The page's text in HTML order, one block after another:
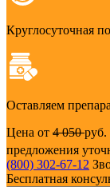
Круглосуточная
Оставляем
Цена от 4 050руб.
предложения
(800) 302-67-12
Бесплатная